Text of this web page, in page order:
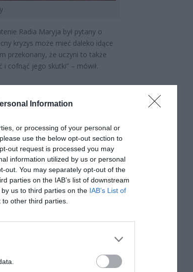
Information
or processing of your personal or
use the below opt-out section to
out request is processed you may
information utilized by us or personal
out. You may separately opt-out of the
parties on the IAB’s list of downstream
us to third parties on the IAB’s List of
other third parties.
Radia Maryja był pytany o
kryzys może mieć daleko idące
przekonany, że uczyni to także
i cofnąć jego skutki” – mówił.
i zerwał jej krzyż.